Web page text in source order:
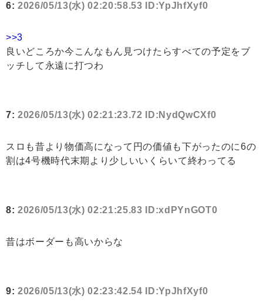
6: 2026/05/13(水) 02:20:58.53 ID:YpJhfXyf0
>>3
良いどころか今こんなもん見つけたらすべての予定をブ
ッチして永遠に打つわ
7: 2026/05/13(水) 02:21:23.72 ID:NydQwCXf0
スロも昔より物価高になって円の価値も下がったのに6の
割は4号機時代末期より少しいいくらいて終わってる
8: 2026/05/13(水) 02:21:25.83 ID:xdPYnGOT0
昔はボーダーも高いからな
9: 2026/05/13(水) 02:23:42.54 ID:YpJhfXyf0